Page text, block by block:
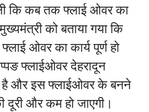
कि कब तक फ्लाई ओवर का
को बताया गया कि
ओवर का कार्य पूर्ण हो
फ्लाईओवर देहरादून
है और इस फ्लाईओवर के बनने
दूरी और कम हो जाएगी।